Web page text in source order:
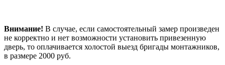
Внимание! В случае, если самостоятельный замер произведен
не корректно и нет возможности установить привезенную
дверь, то оплачивается холостой выезд бригады монтажников,
в размере 2000 руб.